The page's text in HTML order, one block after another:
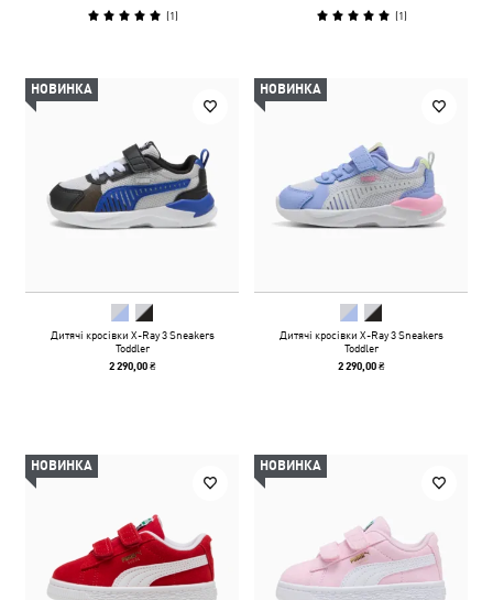
(1) (1)
НОВИНКА
Дитячі кросівки X-Ray 3 Sneakers
Toddler
2 290,00 ₴
НОВИНКА
Дитячі кросівки X-Ray 3 Sneakers
Toddler
2 290,00 ₴
НОВИНКА НОВИНКА